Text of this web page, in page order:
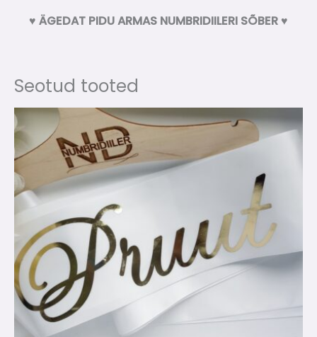
♥ ÄGEDAT PIDUARMAS NUMBRIDIILERI SÕBER ♥
Seotud tooted